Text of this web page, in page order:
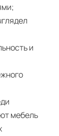
и
мебель